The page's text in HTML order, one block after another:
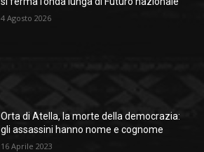
4 Agosto 2026
Orta di Atella, la morte della democrazia:
gli assassini hanno nome e cognome
16 Aprile 2023